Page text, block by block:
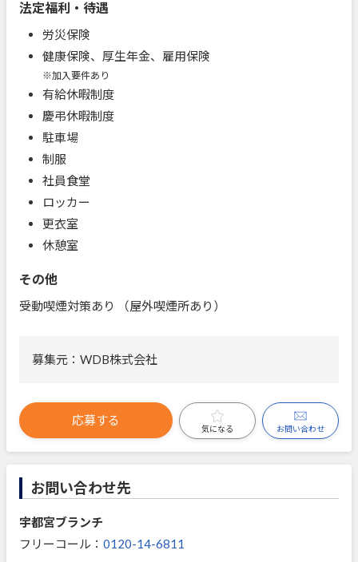
法定福利・待遇
労災保険
健康保険、厚生年金、雇用保険
※加入要件あり
有給休暇制度
慶弔休暇制度
駐車場
制服
社員食堂
ロッカー
更衣室
休憩室
その他
受動喫煙対策あり （屋外喫煙所あり）
募集元：WDB株式会社
応募する
気になる お問い合わせ
お問い合わせ先
宇都宮ブランチ
フリーコール： 0120-14-6811